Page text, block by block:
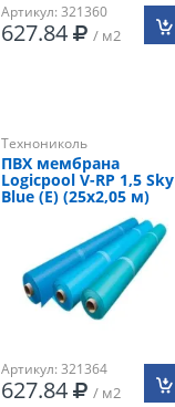
Артикул: 321360
627.84 / м2
Технониколь
ПВХ мембрана
Logicpool V-RP 1,5 Sky
Blue (Е) (25х2,05 м)
Артикул: 321364
627.84 / м2